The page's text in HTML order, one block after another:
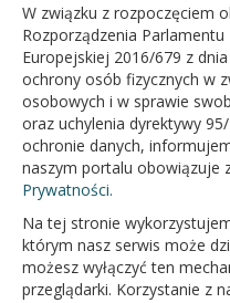
Wt 7:30 - 15:30
Śr 7:30 - 15:30
Czw 7:30 - 15:30
Pt 7:30 - 15:30
OFICJALNY SERWIS
W związku z rozpoczęciem
Rozporządzenia
Europejskiej 2016/679 z
ochrony osób fizycznych w
osobowych i w sprawie
oraz uchylenia dyrektywy
ochronie danych,
naszym portalu obowiązuje
Prywatności.
Na tej stronie
którym nasz serwis może
możesz wyłączyć ten
przeglądarki. Korzystanie z